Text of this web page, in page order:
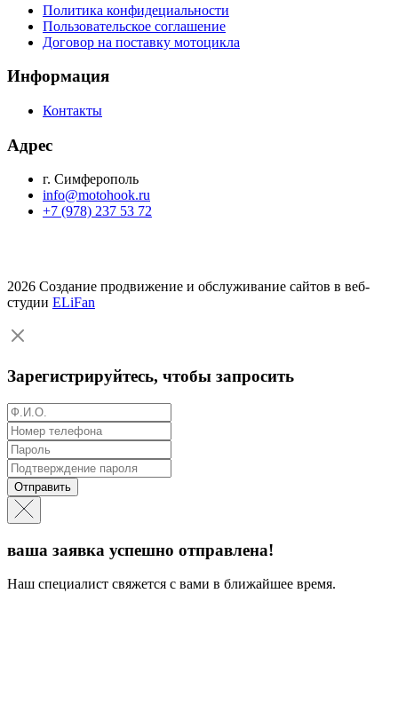
Политика конфидециальности
Пользовательское соглашение
Договор на поставку мотоцикла
Информация
Контакты
Адрес
г. Симферополь
info@motohook.ru
+7 (978) 237 53 72
2026 Создание продвижение и обслуживание сайтов в веб-
студии ELiFan
Зарегистрируйтесь, чтобы запросить
Отправить
ваша заявка успешно отправлена!
Наш специалист свяжется с вами в ближайшее время.